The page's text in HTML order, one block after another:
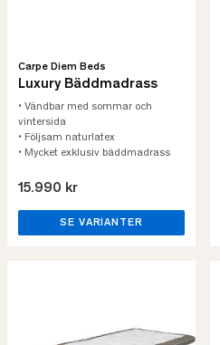
Carpe Diem Beds
Luxury Bäddmadrass
• Vändbar med sommar och
vintersida
• Följsam naturlatex
• Mycket exklusiv bäddmadrass
15.990 kr
SE VARIANTER